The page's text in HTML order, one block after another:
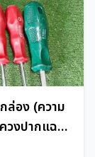
ล่อง (ความ
วงปากแฉก/
22 ชิ้น